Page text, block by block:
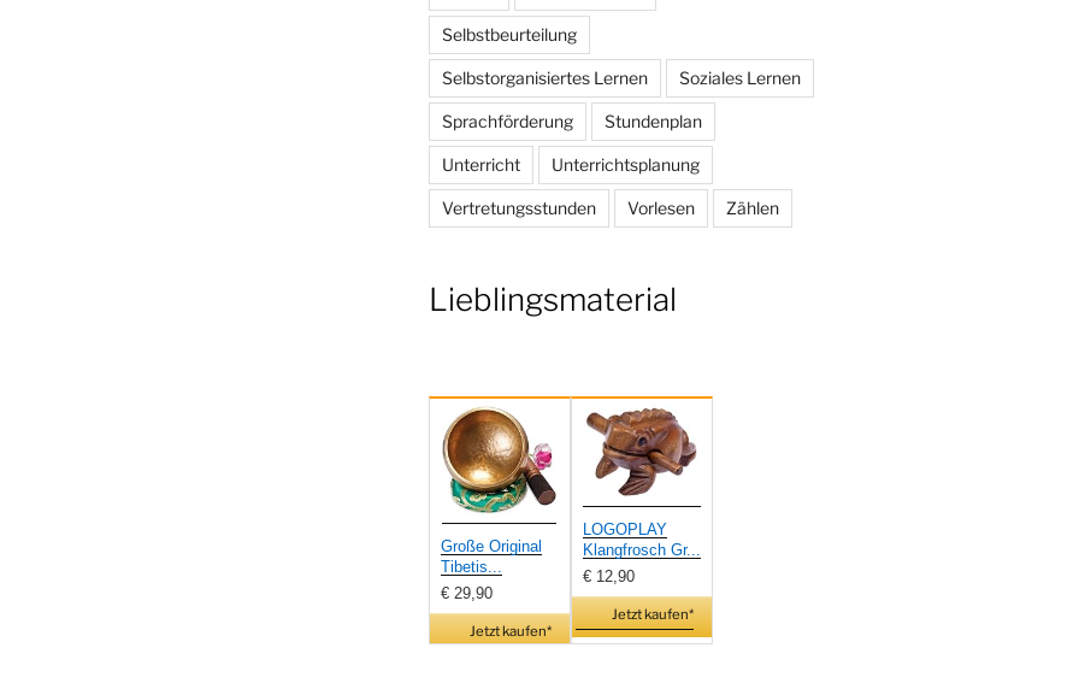
Selbstbeurteilung
Selbstorganisiertes Lernen Soziales Lernen
Sprachförderung Stundenplan
Unterricht Unterrichtsplanung
Vertretungsstunden Vorlesen Zählen
Lieblingsmaterial
Große Original
Tibetis...
€ 29,90
Jetzt kaufen*
LOGOPLAY
Klangfrosch Gr...
€ 12,90
Jetzt kaufen*